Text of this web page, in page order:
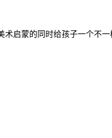
启蒙的同时给孩子一个不